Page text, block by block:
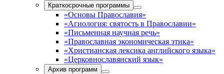
Краткосрочные программы
«Основы Православия»
«Агиология: святость в Православии»
«Письменная научная речь»
«Православная экономическая этика»
«Христианская лексика английского языка»
«Церковнославянский язык»
Архив программ